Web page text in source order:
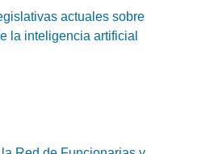
actuales sobre
la inteligencia artificial